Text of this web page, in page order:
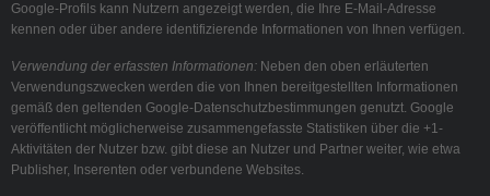
Google-Profils kann Nutzern angezeigt werden, die Ihre E-Mail-Adresse
kennen oder über andere identifizierende Informationen von Ihnen verfügen.
Verwendung der erfassten Informationen: Neben den oben erläuterten
Verwendungszwecken werden die von Ihnen bereitgestellten Informationen
gemäß den geltenden Google-Datenschutzbestimmungen genutzt. Google
veröffentlicht möglicherweise zusammengefasste Statistiken über die +1-
Aktivitäten der Nutzer bzw. gibt diese an Nutzer und Partner weiter, wie etwa
Publisher, Inserenten oder verbundene Websites.